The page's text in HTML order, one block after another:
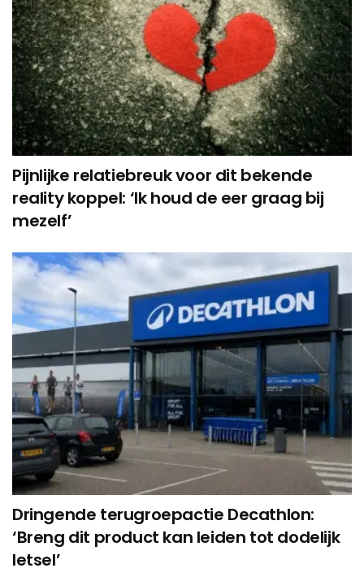
Pijnlijke relatiebreuk voor dit bekende
reality koppel: ‘Ik houd de eer graag bij
mezelf’
Dringende terugroepactie Decathlon:
‘Breng dit product kan leiden tot dodelijk
letsel’